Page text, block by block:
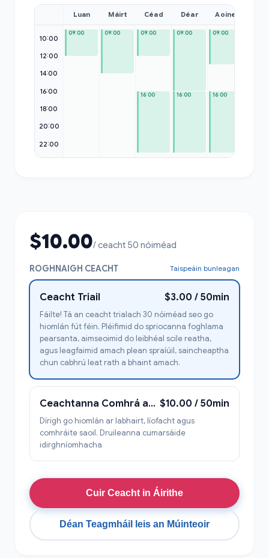
10:00
12:00
14:00
16:00
18:00
20:00
22:00
Luan
09:00
Máirt
09:00
Céad
09:00
16:00
Déar
09:00
16:00
Aoine
09:00
16:00
$10.00/ ceacht 50 nóiméad
ROGHNAIGH CEACHT Taispeáin bunleagan
Ceacht Triail $3.00 / 50min
Fáilte! Tá an ceacht trialach 30 nóiméad seo go
hiomlán fút féin. Pléifimid do spriocanna foghlama
pearsanta, aimseoimid do leibhéal scile reatha,
agus leagfaimid amach plean spraíúil, saincheaptha
chun cabhrú leat rath a bhaint amach.
Ceachtanna Comhrá agus an Saol Laethúil Labhairt $10.00 / 50min
Dírigh go hiomlán ar labhairt, líofacht agus
comhráite saoil. Druileanna cumarsáide
idirghníomhacha
Cuir Ceacht in Áirithe
Déan Teagmháil leis an Múinteoir